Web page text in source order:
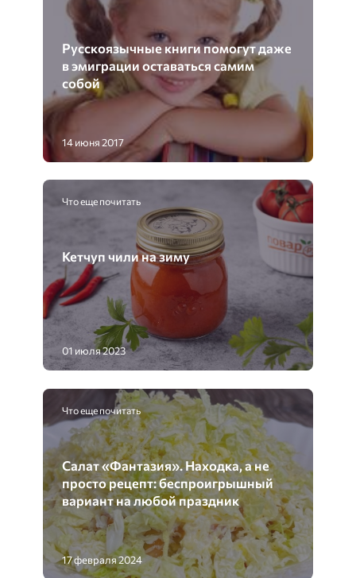
Русскоязычные книги помогут даже
в эмиграции оставаться самим
собой
14 июня 2017
Что еще почитать
Кетчуп чили на зиму
01 июля 2023
Что еще почитать
Салат «Фантазия». Находка, а не
просто рецепт: беспроигрышный
вариант на любой праздник
17 февраля 2024